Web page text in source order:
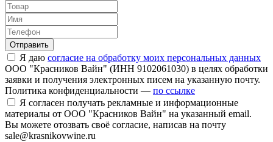
Отправить
Я даю согласие на обработку моих персональных данных
ООО "Красников Вайн" (ИНН 9102061030) в целях обработки
заявки и получения электронных писем на указанную почту.
Политика конфиденциальности — по ссылке
Я согласен получать рекламные и информационные
материалы от ООО "Красников Вайн" на указанный email.
Вы можете отозвать своё согласие, написав на почту
sale@krasnikovwine.ru